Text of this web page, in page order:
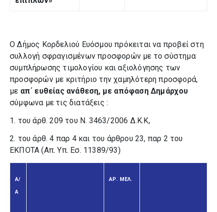
Ο Δήμος Κορδελιού Ευόσμου πρόκειται να προβεί στη
συλλογή σφραγισμένων προσφορών με το σύστημα
συμπλήρωσης τιμολογίου και αξιολόγησης των
προσφορών με κριτήριο την χαμηλότερη προσφορά,
με απ΄ ευθείας ανάθεση, με απόφαση Δημάρχου
σύμφωνα με τις διατάξεις :
1. του άρθ. 209 του Ν. 3463/2006 Δ.Κ.Κ,
2. του άρθ. 4 παρ 4 και του άρθρου 23, παρ 2 του
ΕΚΠΟΤΑ (Απ. Υπ. Εσ. 11389/93)
Α/
Α
ΑΡ. ΜΕΛ.